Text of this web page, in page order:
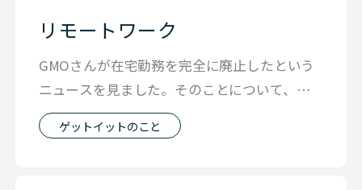
リモートワーク
GMOさんが在宅勤務を完全に廃止したという
ニュースを見ました。そのことについて、ネ
ットでは賛否で盛り上がっています。 先
ゲットイットのこと